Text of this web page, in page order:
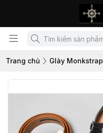
Trang chủ GIày Monkstrap